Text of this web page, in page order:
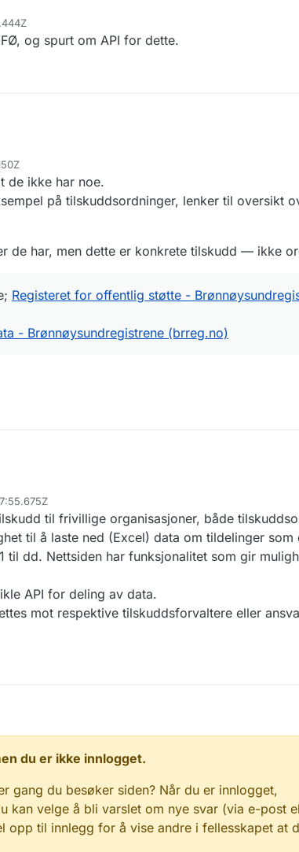
og spurt om API for dette.
de ikke har noe.
på tilskuddsordninger, lenker til oversikt
de har, men dette er konkrete tilskudd — ikke
Registeret for offentlig støtte -
- Brønnøysundregistrene (brreg.no)
til frivillige organisasjoner, både
til å laste ned (Excel) data om tildelinger som
dd. Nettsiden har funksjonalitet som gir
API for deling av data.
mot respektive tilskuddsforvaltere eller
du er ikke innlogget.
gang du besøker siden? Når du er innlogget,
kan velge å bli varslet om nye svar (via e-post
opp til innlegg for å vise andre i fellesskapet at